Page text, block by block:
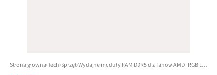
Strona główna Tech Sprzęt Wydajne moduły RAM DDR5 dla fanów AMD i RGB LED